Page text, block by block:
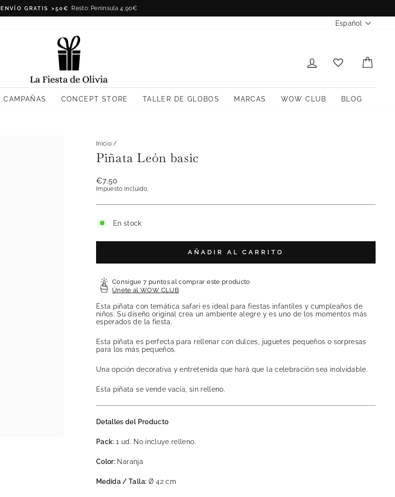
diapositivas
ENVÍO GRATIS >50€ Resto: Peninsula 4,90€
Idioma
Español
INICIAR SESIÓN
CAMPAÑAS CONCEPT STORE TALLER DE GLOBOS MARCAS WOW CLUB BLOG
Inicio /
Piñata León basic
Precio
habitual
€7.50
Impuesto incluido.
En stock
AÑADIR AL CARRITO
Consigue 7 puntos al comprar este producto
Únete al WOW CLUB
Esta piñata con temática safari es ideal para fiestas infantiles y cumpleaños de
niños. Su diseño original crea un ambiente alegre y es uno de los momentos más
esperados de la fiesta.
Esta piñata es perfecta para rellenar con dulces, juguetes pequeños o sorpresas
para los más pequeños.
Una opción decorativa y entretenida que hará que la celebración sea inolvidable.
Esta piñata se vende vacía, sin relleno.
Detalles del Producto
Pack:1 ud. No incluye relleno.
Color: Naranja
Medida / Talla: Ø 42 cm